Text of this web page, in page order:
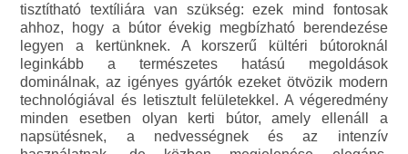
tisztítható textíliára van szükség: ezek mind fontosak
ahhoz, hogy a bútor évekig megbízható berendezése
legyen a kertünknek. A korszerű kültéri bútoroknál
leginkább a természetes hatású megoldások
dominálnak, az igényes gyártók ezeket ötvözik modern
technológiával és letisztult felületekkel. A végeredmény
minden esetben olyan kerti bútor, amely ellenáll a
napsütésnek, a nedvességnek és az intenzív